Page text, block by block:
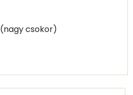
(nagy csokor)